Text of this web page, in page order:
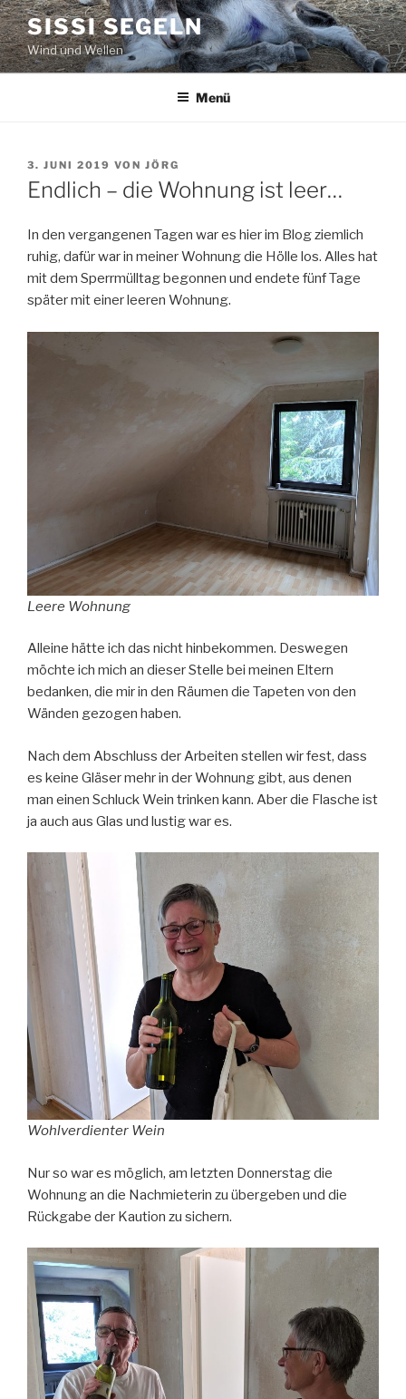
Zum
Inhalt
springen
SISSI SEGELN
Wind und Wellen
Menü
VERÖFFENTLICHT
AM
3. JUNI 2019 VON JÖRG
Endlich – die Wohnung ist leer…
In den vergangenen Tagen war es hier im Blog ziemlich
ruhig, dafür war in meiner Wohnung die Hölle los. Alles hat
mit dem Sperrmülltag begonnen und endete fünf Tage
später mit einer leeren Wohnung.
Leere Wohnung
Alleine hätte ich das nicht hinbekommen. Deswegen
möchte ich mich an dieser Stelle bei meinen Eltern
bedanken, die mir in den Räumen die Tapeten von den
Wänden gezogen haben.
Nach dem Abschluss der Arbeiten stellen wir fest, dass
es keine Gläser mehr in der Wohnung gibt, aus denen
man einen Schluck Wein trinken kann. Aber die Flasche ist
ja auch aus Glas und lustig war es.
Wohlverdienter Wein
Nur so war es möglich, am letzten Donnerstag die
Wohnung an die Nachmieterin zu übergeben und die
Rückgabe der Kaution zu sichern.